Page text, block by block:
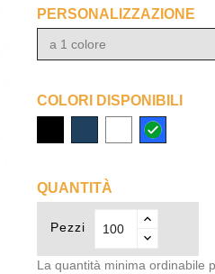
PERSONALIZZAZIONE
a 1 colore
COLORI DISPONIBILI
Blu
royal
QUANTITÀ
Pezzi
La quantità minima ordinabile